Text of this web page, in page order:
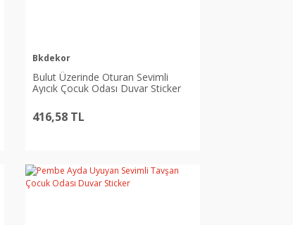
Bkdekor
Bulut Üzerinde Oturan Sevimli
Ayıcık Çocuk Odası Duvar Sticker
416,58 TL